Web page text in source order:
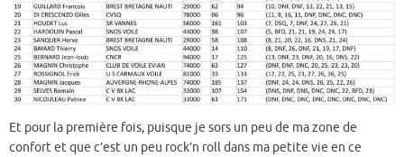
Et pour la première fois, puisque je sors un peu de ma zone de
confort et que c’est un peu rock’n roll dans ma petite vie en ce